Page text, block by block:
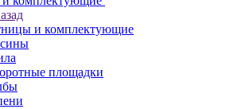
и комплектующие
площадки